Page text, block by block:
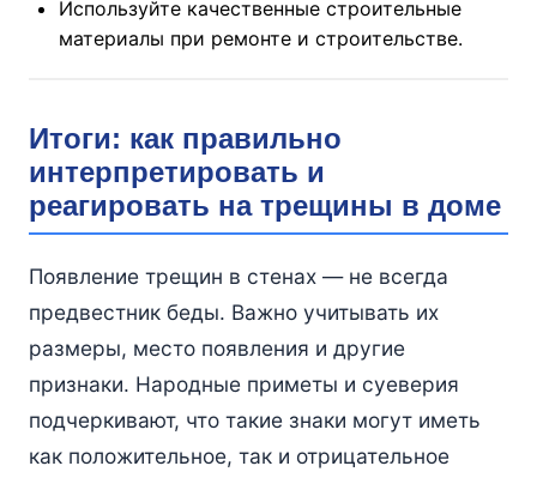
Используйте качественные строительные
материалы при ремонте и строительстве.
Итоги: как правильно
интерпретировать и
реагировать на трещины в доме
Появление трещин в стенах — не всегда
предвестник беды. Важно учитывать их
размеры, место появления и другие
признаки. Народные приметы и суеверия
подчеркивают, что такие знаки могут иметь
как положительное, так и отрицательное